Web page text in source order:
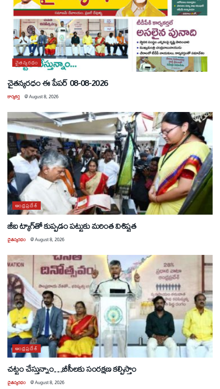
చైతన్యరధం
చైతన్యరధం ఈ పేపర్ 08-08-2026
కార్యకర్త @August 8, 2026
ఆంధ్రప్రదేశ్
జీఐ ట్యాగ్‌తో కుప్పడం పట్టుకు మరింత విశిష్టత
చైతన్యరధం @August 8, 2026
ఆంధ్రప్రదేశ్
చట్టం చేస్తున్నాం…బీసీలకు సంరక్షణ కల్పిస్తాం
చైతన్యరధం @August 8, 2026